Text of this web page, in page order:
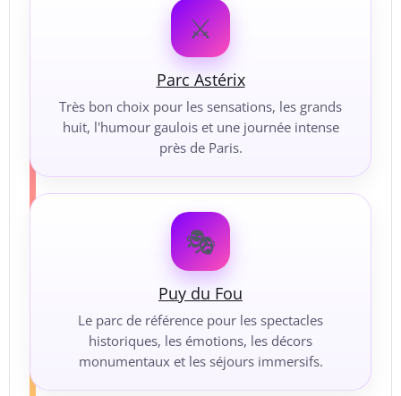
⚔️
Parc Astérix
Très bon choix pour les sensations, les grands
huit, l'humour gaulois et une journée intense
près de Paris.
🎭
Puy du Fou
Le parc de référence pour les spectacles
historiques, les émotions, les décors
monumentaux et les séjours immersifs.